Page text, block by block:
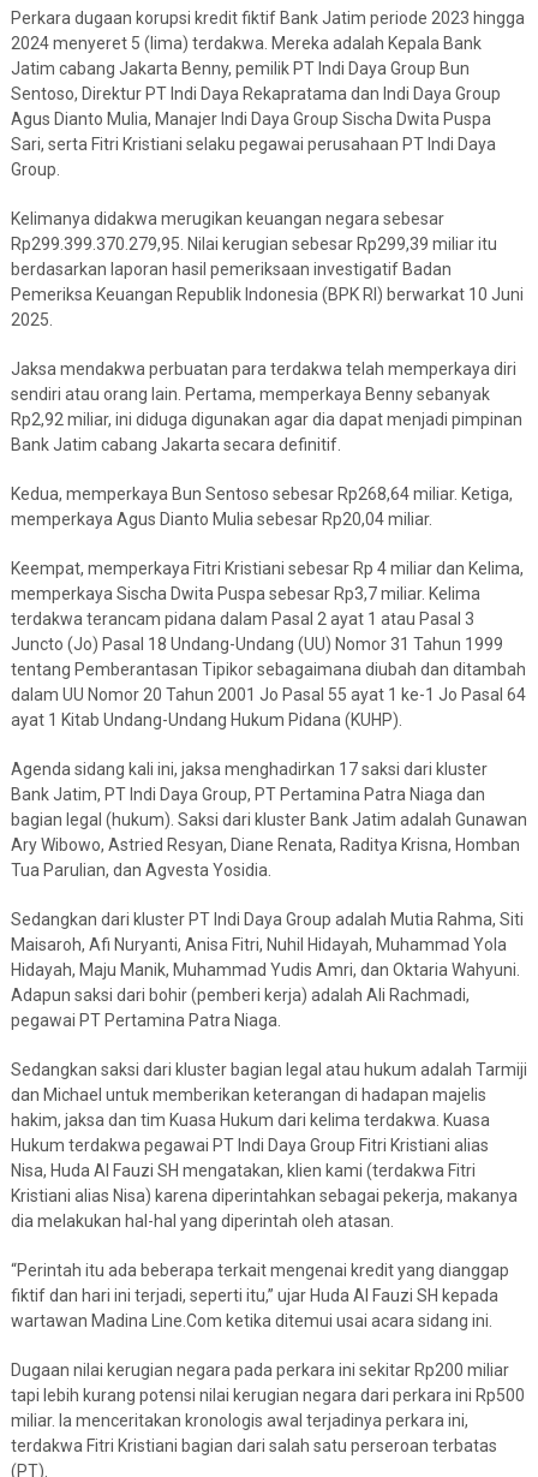
Perkara dugaan korupsi kredit fiktif Bank Jatim periode 2023 hingga
2024 menyeret 5 (lima) terdakwa. Mereka adalah Kepala Bank
Jatim cabang Jakarta Benny, pemilik PT Indi Daya Group Bun
Sentoso, Direktur PT Indi Daya Rekapratama dan Indi Daya Group
Agus Dianto Mulia, Manajer Indi Daya Group Sischa Dwita Puspa
Sari, serta Fitri Kristiani selaku pegawai perusahaan PT Indi Daya
Group.
Kelimanya didakwa merugikan keuangan negara sebesar
Rp299.399.370.279,95. Nilai kerugian sebesar Rp299,39 miliar itu
berdasarkan laporan hasil pemeriksaan investigatif Badan
Pemeriksa Keuangan Republik Indonesia (BPK RI) berwarkat 10 Juni
2025.
Jaksa mendakwa perbuatan para terdakwa telah memperkaya diri
sendiri atau orang lain. Pertama, memperkaya Benny sebanyak
Rp2,92 miliar, ini diduga digunakan agar dia dapat menjadi pimpinan
Bank Jatim cabang Jakarta secara definitif.
Kedua, memperkaya Bun Sentoso sebesar Rp268,64 miliar. Ketiga,
memperkaya Agus Dianto Mulia sebesar Rp20,04 miliar.
Keempat, memperkaya Fitri Kristiani sebesar Rp 4 miliar dan Kelima,
memperkaya Sischa Dwita Puspa sebesar Rp3,7 miliar. Kelima
terdakwa terancam pidana dalam Pasal 2 ayat 1 atau Pasal 3
Juncto (Jo) Pasal 18 Undang-Undang (UU) Nomor 31 Tahun 1999
tentang Pemberantasan Tipikor sebagaimana diubah dan ditambah
dalam UU Nomor 20 Tahun 2001 Jo Pasal 55 ayat 1 ke-1 Jo Pasal 64
ayat 1 Kitab Undang-Undang Hukum Pidana (KUHP).
Agenda sidang kali ini, jaksa menghadirkan 17 saksi dari kluster
Bank Jatim, PT Indi Daya Group, PT Pertamina Patra Niaga dan
bagian legal (hukum). Saksi dari kluster Bank Jatim adalah Gunawan
Ary Wibowo, Astried Resyan, Diane Renata, Raditya Krisna, Homban
Tua Parulian, dan Agvesta Yosidia.
Sedangkan dari kluster PT Indi Daya Group adalah Mutia Rahma, Siti
Maisaroh, Afi Nuryanti, Anisa Fitri, Nuhil Hidayah, Muhammad Yola
Hidayah, Maju Manik, Muhammad Yudis Amri, dan Oktaria Wahyuni.
Adapun saksi dari bohir (pemberi kerja) adalah Ali Rachmadi,
pegawai PT Pertamina Patra Niaga.
Sedangkan saksi dari kluster bagian legal atau hukum adalah Tarmiji
dan Michael untuk memberikan keterangan di hadapan majelis
hakim, jaksa dan tim Kuasa Hukum dari kelima terdakwa. Kuasa
Hukum terdakwa pegawai PT Indi Daya Group Fitri Kristiani alias
Nisa, Huda Al Fauzi SH mengatakan, klien kami (terdakwa Fitri
Kristiani alias Nisa) karena diperintahkan sebagai pekerja, makanya
dia melakukan hal-hal yang diperintah oleh atasan.
“Perintah itu ada beberapa terkait mengenai kredit yang dianggap
fiktif dan hari ini terjadi, seperti itu,” ujar Huda Al Fauzi SH kepada
wartawan Madina Line.Com ketika ditemui usai acara sidang ini.
Dugaan nilai kerugian negara pada perkara ini sekitar Rp200 miliar
tapi lebih kurang potensi nilai kerugian negara dari perkara ini Rp500
miliar. Ia menceritakan kronologis awal terjadinya perkara ini,
terdakwa Fitri Kristiani bagian dari salah satu perseroan terbatas
(PT).